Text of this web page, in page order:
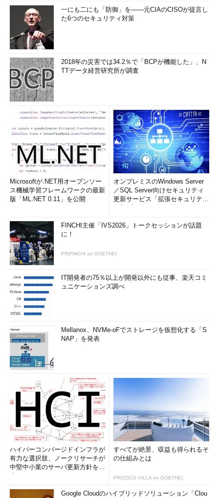
一にも二にも「防御」を――元CIAのCISOが提言し
た6つのセキュリティ対策
2018年の災害では34.2％で「BCPが機能した」、N
TTデータ経営研究所が調査
Microsoftが.NET用オープンソー
ス機械学習フレームワークの最新
版「ML.NET 0.11」を公開
オンプレミスのWindows Server
／SQL Server向けセキュリティ
更新サービス「拡張セキュリティ
FINCHI主催「IVS2026」トークセッションが話題
に！
PR(FINCHI on GOETHE)
IT開発者の75％以上が開発以外にも従事、楽天コミ
ュニケーションズ調べ
Mellanox、NVMe-oFでストレージを仮想化する「S
NAP」を発表
ハイパーコンバージドインフラが
有力な選択肢、ノークリサーチが
中堅中小業のサーバ更新方針を調
すべてが絶景、収益も得られるそ
の仕組みとは
PR(COCO VILLA on GOETHE)
Google Cloudのハイブリッドソリューション「Clou